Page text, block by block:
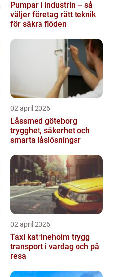
Pumpar i industrin – så
väljer företag rätt teknik
för säkra flöden
02 april 2026
Låssmed göteborg
trygghet, säkerhet och
smarta låslösningar
02 april 2026
Taxi katrineholm trygg
transport i vardag och på
resa